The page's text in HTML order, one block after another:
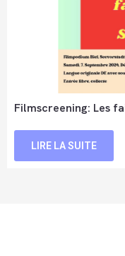
Filmscreening: Les
LIRE LA SUITE